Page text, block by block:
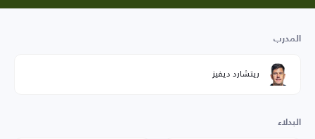
المدرب
ريتشارد ديفيز
البدلاء